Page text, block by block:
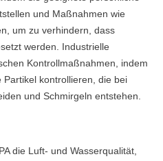
und Maßnahmen wie
um zu verhindern, dass
werden. Industrielle
Kontrollmaßnahmen, indem
kontrollieren, die bei
und Schmirgeln entstehen.
die Luft- und Wasserqualität,